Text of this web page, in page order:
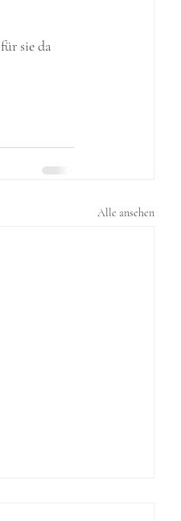
sie da
Alle ansehen